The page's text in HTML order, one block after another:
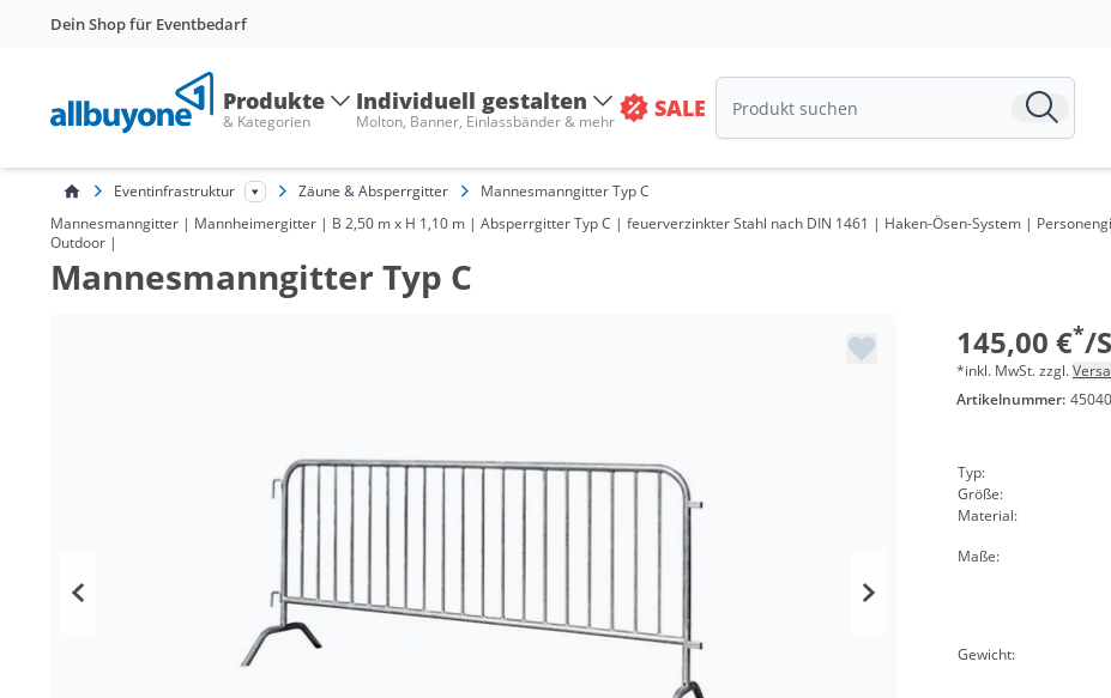
Dein Shop für Eventbedarf
Produkte
& Kategorien
Individuell gestalten
Molton, Banner, Einlassbänder & mehr SALE
Eventinfrastruktur Zäune & Absperrgitter
Mannesmanngitter Typ C
Mannesmanngitter | Mannheimergitter | B 2,50 m x H 1,10 m | Absperrgitter Typ C | feuerverzinkter Stahl nach DIN 1461 | Haken-Ösen-System |
Outdoor |
Mannesmanngitter Typ C
145,00 €*/
Menge
ab 25
*inkl. MwSt. zzgl.
Artikelnummer:
Typ:
Größe:
Material:
Maße:
Gewicht: